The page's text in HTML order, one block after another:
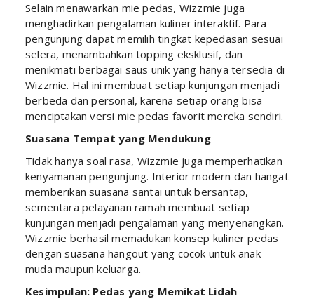
Selain menawarkan mie pedas, Wizzmie juga
menghadirkan pengalaman kuliner interaktif. Para
pengunjung dapat memilih tingkat kepedasan sesuai
selera, menambahkan topping eksklusif, dan
menikmati berbagai saus unik yang hanya tersedia di
Wizzmie. Hal ini membuat setiap kunjungan menjadi
berbeda dan personal, karena setiap orang bisa
menciptakan versi mie pedas favorit mereka sendiri.
Suasana Tempat yang Mendukung
Tidak hanya soal rasa, Wizzmie juga memperhatikan
kenyamanan pengunjung. Interior modern dan hangat
memberikan suasana santai untuk bersantap,
sementara pelayanan ramah membuat setiap
kunjungan menjadi pengalaman yang menyenangkan.
Wizzmie berhasil memadukan konsep kuliner pedas
dengan suasana hangout yang cocok untuk anak
muda maupun keluarga.
Kesimpulan: Pedas yang Memikat Lidah